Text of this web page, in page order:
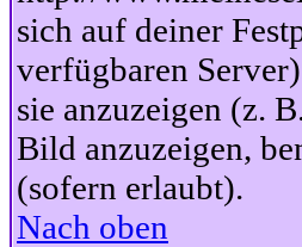
sich auf deiner
verfügbaren
sie anzuzeigen (z.
Bild anzuzeigen,
(sofern erlaubt).
Nach oben